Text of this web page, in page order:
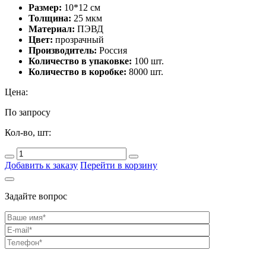
Размер: 10*12 см
Толщина: 25 мкм
Материал: ПЭВД
Цвет: прозрачный
Производитель: Россия
Количество в упаковке: 100 шт.
Количество в коробке: 8000 шт.
Цена:
По запросу
Кол-во, шт:
Добавить к заказу Перейти в корзину
Задайте вопрос